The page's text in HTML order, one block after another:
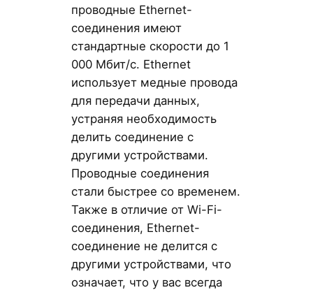
проводные Ethernet-
соединения имеют
стандартные скорости до 1
000 Мбит/с. Ethernet
использует медные провода
для передачи данных,
устраняя необходимость
делить соединение с
другими устройствами.
Проводные соединения
стали быстрее со временем.
Также в отличие от Wi-Fi-
соединения, Ethernet-
соединение не делится с
другими устройствами, что
означает, что у вас всегда